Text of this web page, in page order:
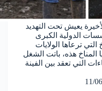
يعيش تحت التهديد
الدولية الكبرى
ترعاها الولايات
المناخ هذه، باتت الشغل
التي تعقد بين الفينة
11/